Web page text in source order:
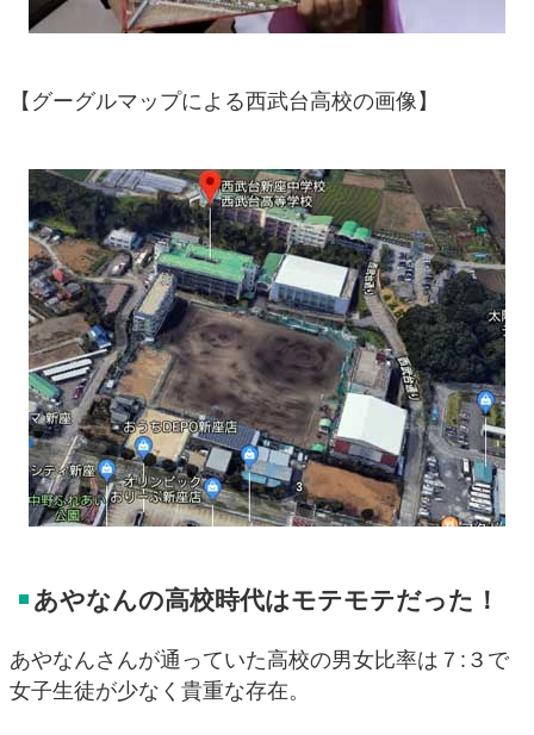
【グーグルマップによる西武台高校の画像】
あやなんの高校時代はモテモテだった！
あやなんさんが通っていた高校の男女比率は７:３で
女子生徒が少なく貴重な存在。